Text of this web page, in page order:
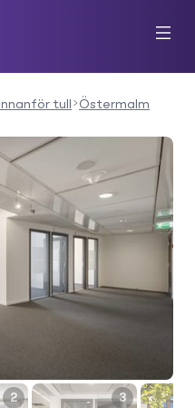
Innanför tull Östermalm
2 3